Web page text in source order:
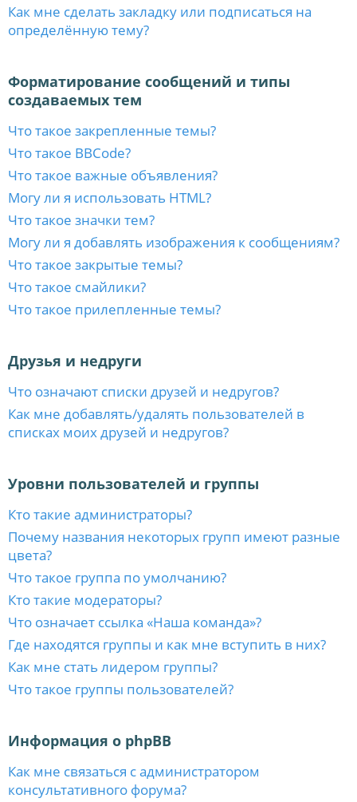
Как мне сделать закладку или подписаться на
определённую тему?
Форматирование сообщений и типы
создаваемых тем
Что такое закрепленные темы?
Что такое BBCode?
Что такое важные объявления?
Могу ли я использовать HTML?
Что такое значки тем?
Могу ли я добавлять изображения к сообщениям?
Что такое закрытые темы?
Что такое смайлики?
Что такое прилепленные темы?
Друзья и недруги
Что означают списки друзей и недругов?
Как мне добавлять/удалять пользователей в
списках моих друзей и недругов?
Уровни пользователей и группы
Кто такие администраторы?
Почему названия некоторых групп имеют разные
цвета?
Что такое группа по умолчанию?
Кто такие модераторы?
Что означает ссылка «Наша команда»?
Где находятся группы и как мне вступить в них?
Как мне стать лидером группы?
Что такое группы пользователей?
Информация о phpBB
Как мне связаться с администратором
консультативного форума?